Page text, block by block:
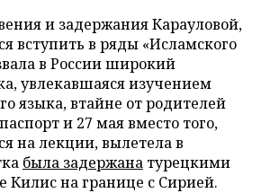
и задержания Карауловой,
вступить в ряды «Исламского
в России широкий
увлекавшаяся изучением
языка, втайне от родителей
и 27 мая вместо того,
на лекции, вылетела в
была задержана турецкими
Килис на границе с Сирией.